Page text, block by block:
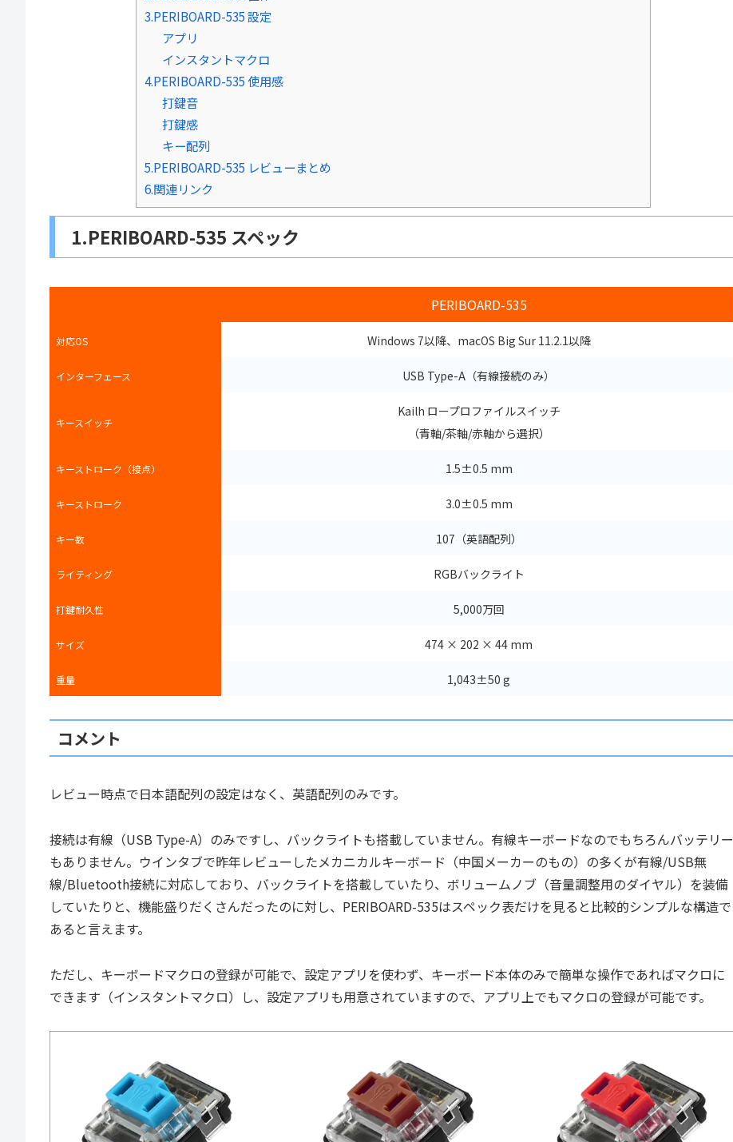
3.PERIBOARD-535 設定
アプリ
インスタントマクロ
4.PERIBOARD-535 使用感
打鍵音
打鍵感
キー配列
5.PERIBOARD-535 レビューまとめ
6.関連リンク
1.PERIBOARD-535 スペック
PERIBOARD-535
対応OS Windows 7以降、macOS Big Sur 11.2.1以降
インターフェース USB Type-A（有線接続のみ）
キースイッチ
Kailh ロープロファイルスイッチ
（青軸/茶軸/赤軸から選択）
キーストローク（接点） 1.5±0.5 mm
キーストローク 3.0±0.5 mm
キー数 107（英語配列）
ライティング RGBバックライト
打鍵耐久性 5,000万回
サイズ 474 × 202 × 44 mm
重量 1,043±50 g
コメント
レビュー時点で日本語配列の設定はなく、英語配列のみです。
接続は有線（USB Type-A）のみですし、バックライトも搭載していません。有線キーボードなのでもちろんバッテリー
もありません。ウインタブで昨年レビューしたメカニカルキーボード（中国メーカーのもの）の多くが有線/USB無
線/Bluetooth接続に対応しており、バックライトを搭載していたり、ボリュームノブ（音量調整用のダイヤル）を装備
していたりと、機能盛りだくさんだったのに対し、PERIBOARD-535はスペック表だけを見ると比較的シンプルな構造で
あると言えます。
ただし、キーボードマクロの登録が可能で、設定アプリを使わず、キーボード本体のみで簡単な操作であればマクロに
できます（インスタントマクロ）し、設定アプリも用意されていますので、アプリ上でもマクロの登録が可能です。